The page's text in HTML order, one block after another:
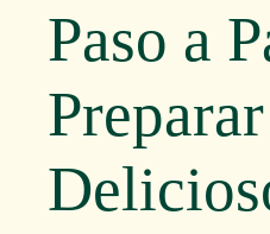
Paso a